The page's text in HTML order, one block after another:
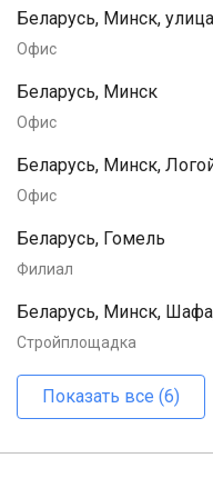
Беларусь, Минск,
Офис
Беларусь, Минск
Офис
Беларусь, Минск,
Офис
Беларусь, Гомель
Филиал
Беларусь, Минск,
Стройплощадка
Показать все (6)